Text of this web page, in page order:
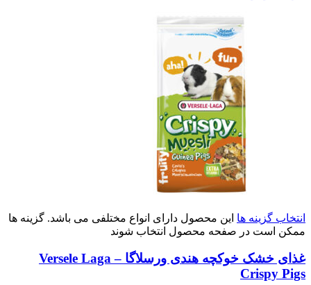
انتخاب گزینه ها این محصول دارای انواع مختلفی می باشد. گزینه ها
ممکن است در صفحه محصول انتخاب شوند
غذای خشک خوکچه هندی ورسلاگا – Versele Laga
Crispy Pigs